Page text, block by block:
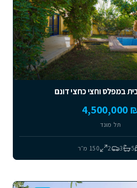
במפלס וחצי כחצי דונם
₪
תל מונד
5
3
2
150 מ״ר